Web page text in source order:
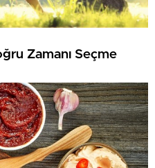
Zamanı Seçme